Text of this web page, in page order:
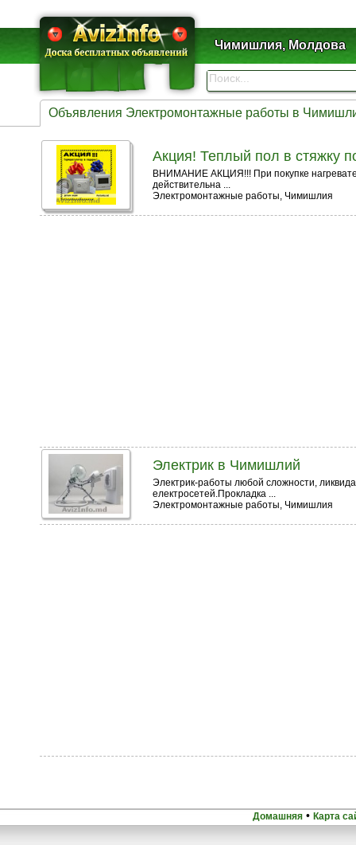
Чимишлия, Молдова
Объявления Электромонтажные работы в
Акция! Теплый пол в стяжку
ВНИМАНИЕ АКЦИЯ!!! При покупке
действительна ...
Электромонтажные работы, Чимишлия
Электрик в Чимишлий
Электрик-работы любой сложности,
електросетей.Прокладка ...
Электромонтажные работы, Чимишлия
Домашняя • Карта